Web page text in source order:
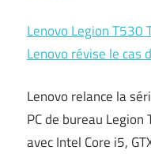
Lenovo Legion T530
Lenovo révise le cas
Lenovo relance la
PC de bureau Legion
avec Intel Core i5,